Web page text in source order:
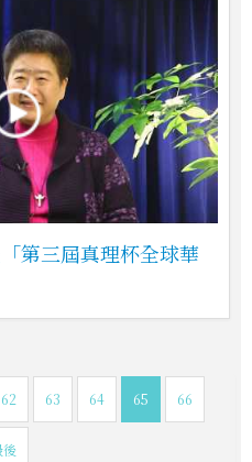
第三屆真理杯全球華
62 63 64 65 66